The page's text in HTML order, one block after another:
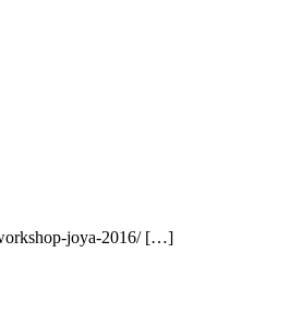
joya-2016/ […]